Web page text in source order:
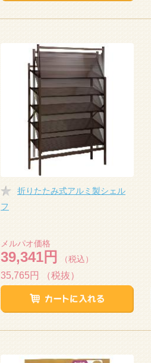
折りたたみ式アルミ製シェル
フ
メルパオ価格
39,341円 （税込）
35,765円 （税抜）